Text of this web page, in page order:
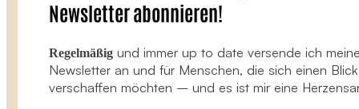
Newsletter abonnieren!
Regelmäßig und immer up to date versende ich
Newsletter an und für Menschen, die sich einen
verschaffen möchten – und es ist mir eine